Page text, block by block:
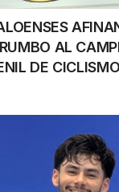
AL
DE